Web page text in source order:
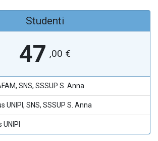
Studenti
47 ,00 €
SNS, SSSUP S. Anna
UNIPI, SNS, SSSUP S. Anna